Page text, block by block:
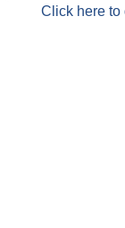
Click here to